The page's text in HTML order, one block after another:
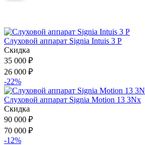
Слуховой аппарат Signia Intuis 3 P
Скидка
35 000 ₽
26 000 ₽
-22%
Слуховой аппарат Signia Motion 13 3Nx
Скидка
90 000 ₽
70 000 ₽
-12%